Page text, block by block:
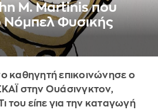
M. Martinis που
Νόμπελ Φυσικής
καθηγητή επικοινώνησε ο
στην Ουάσινγκτον,
του είπε για την καταγωγή